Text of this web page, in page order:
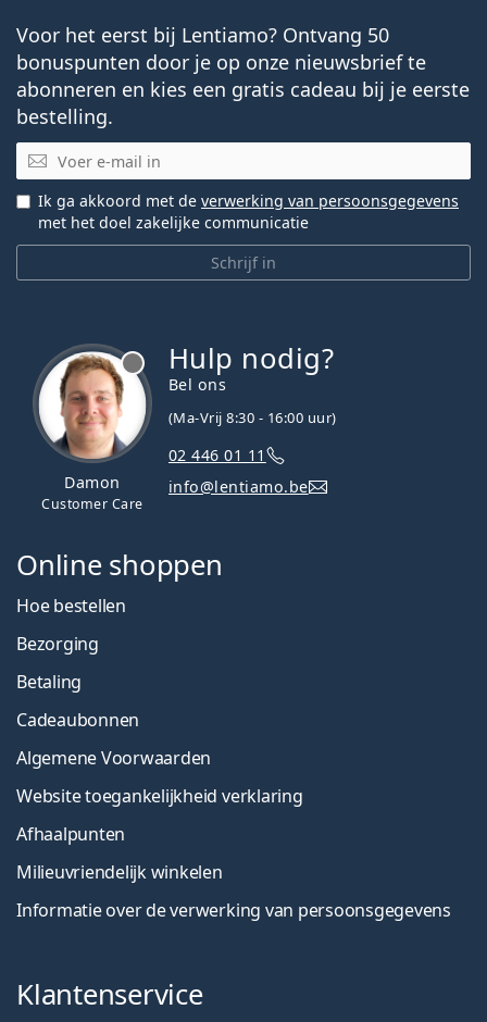
Voor het eerst bij Lentiamo? Ontvang 50
bonuspunten door je op onze nieuwsbrief te
abonneren en kies een gratis cadeau bij je eerste
bestelling.
E-mail
Schrijf in
Ik ga akkoord met de verwerking van persoonsgegevens
met het doel zakelijke communicatie
Damon
Customer Care
Hulp nodig?
Bel ons
(Ma-Vrij 8:30 - 16:00 uur)
02 446 01 11
info@lentiamo.be
Online shoppen
Hoe bestellen
Bezorging
Betaling
Cadeaubonnen
Algemene Voorwaarden
Website toegankelijkheid verklaring
Afhaalpunten
Milieuvriendelijk winkelen
Informatie over de verwerking van persoonsgegevens
Klantenservice